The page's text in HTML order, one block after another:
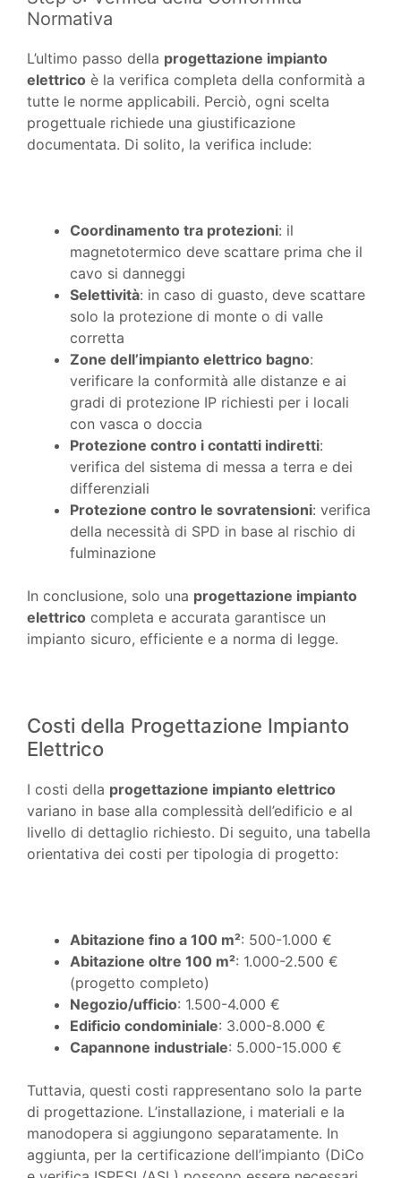
Normativa
L’ultimo passo della progettazione impianto
elettrico è la verifica completa della conformità a
tutte le norme applicabili. Perciò, ogni scelta
progettuale richiede una giustificazione
documentata. Di solito, la verifica include:
Coordinamento tra protezioni: il
magnetotermico deve scattare prima che il
cavo si danneggi
Selettività: in caso di guasto, deve scattare
solo la protezione di monte o di valle
corretta
Zone dell’impianto elettrico bagno:
verificare la conformità alle distanze e ai
gradi di protezione IP richiesti per i locali
con vasca o doccia
Protezione contro i contatti indiretti:
verifica del sistema di messa a terra e dei
differenziali
Protezione contro le sovratensioni: verifica
della necessità di SPD in base al rischio di
fulminazione
In conclusione, solo una progettazione impianto
elettrico completa e accurata garantisce un
impianto sicuro, efficiente e a norma di legge.
Costi della Progettazione Impianto
Elettrico
I costi della progettazione impianto elettrico
variano in base alla complessità dell’edificio e al
livello di dettaglio richiesto. Di seguito, una tabella
orientativa dei costi per tipologia di progetto:
Abitazione fino a 100 m²: 500-1.000 €
Abitazione oltre 100 m²: 1.000-2.500 €
(progetto completo)
Negozio/ufficio: 1.500-4.000 €
Edificio condominiale: 3.000-8.000 €
Capannone industriale: 5.000-15.000 €
Tuttavia, questi costi rappresentano solo la parte
di progettazione. L’installazione, i materiali e la
manodopera si aggiungono separatamente. In
aggiunta, per la certificazione dell’impianto (DiCo